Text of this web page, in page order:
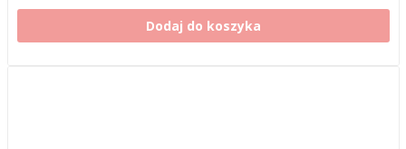
Dodaj do koszyka